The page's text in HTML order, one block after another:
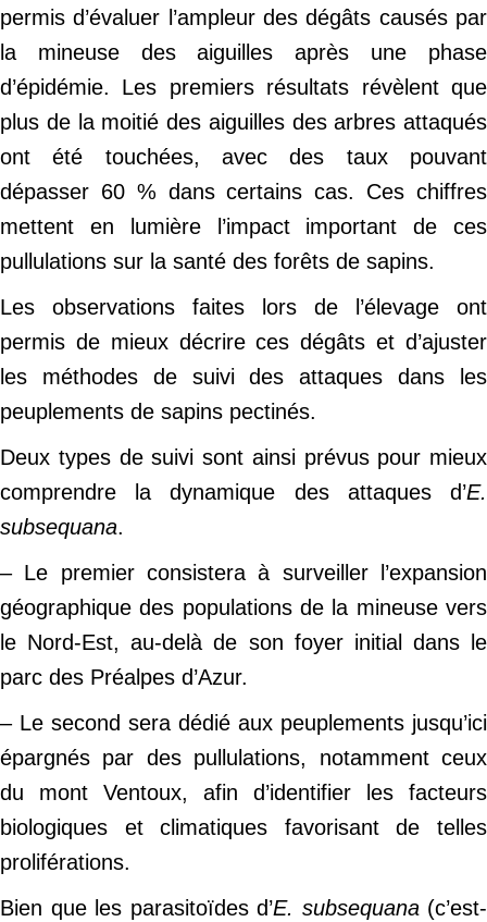
permis d’évaluer l’ampleur des dégâts causés par
la mineuse des aiguilles après une phase
d’épidémie. Les premiers résultats révèlent que
plus de la moitié des aiguilles des arbres attaqués
ont été touchées, avec des taux pouvant
dépasser 60 % dans certains cas. Ces chiffres
mettent en lumière l’impact important de ces
pullulations sur la santé des forêts de sapins.
Les observations faites lors de l’élevage ont
permis de mieux décrire ces dégâts et d’ajuster
les méthodes de suivi des attaques dans les
peuplements de sapins pectinés.
Deux types de suivi sont ainsi prévus pour mieux
comprendre la dynamique des attaques d’E.
subsequana.
– Le premier consistera à surveiller l’expansion
géographique des populations de la mineuse vers
le Nord-Est, au-delà de son foyer initial dans le
parc des Préalpes d’Azur.
– Le second sera dédié aux peuplements jusqu’ici
épargnés par des pullulations, notamment ceux
du mont Ventoux, afin d’identifier les facteurs
biologiques et climatiques favorisant de telles
proliférations.
Bien que les parasitoïdes d’E. subsequana(c’est-